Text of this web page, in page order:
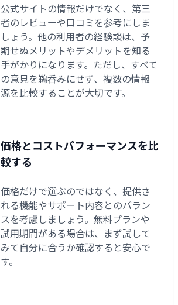
公式サイトの情報だけでなく、第三
者のレビューや口コミを参考にしま
しょう。他の利用者の経験談は、予
期せぬメリットやデメリットを知る
手がかりになります。ただし、すべて
の意見を鵜呑みにせず、複数の情報
源を比較することが大切です。
価格とコストパフォーマンスを比
較する
価格だけで選ぶのではなく、提供さ
れる機能やサポート内容とのバラン
スを考慮しましょう。無料プランや
試用期間がある場合は、まず試して
みて自分に合うか確認すると安心で
す。